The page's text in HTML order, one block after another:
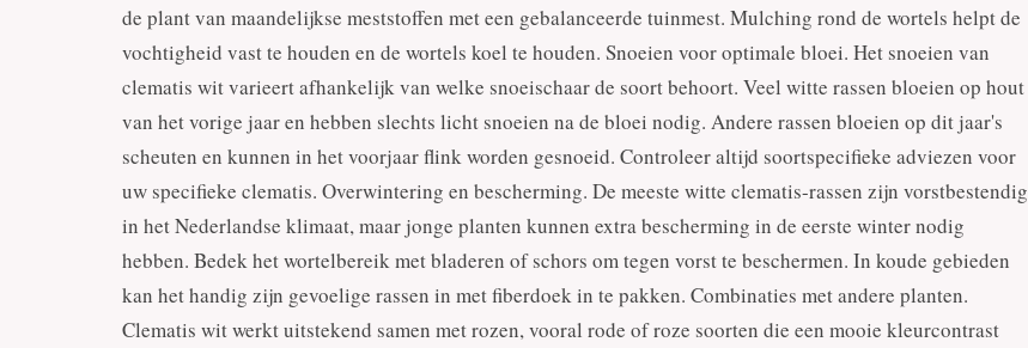
de plant van maandelijkse meststoffen met een gebalanceerde tuinmest. Mulching rond de wortels helpt de
vochtigheid vast te houden en de wortels koel te houden. Snoeien voor optimale bloei. Het snoeien van
clematis wit varieert afhankelijk van welke snoeischaar de soort behoort. Veel witte rassen bloeien op hout
van het vorige jaar en hebben slechts licht snoeien na de bloei nodig. Andere rassen bloeien op dit jaar's
scheuten en kunnen in het voorjaar flink worden gesnoeid. Controleer altijd soortspecifieke adviezen voor
uw specifieke clematis. Overwintering en bescherming. De meeste witte clematis-rassen zijn vorstbestendig
in het Nederlandse klimaat, maar jonge planten kunnen extra bescherming in de eerste winter nodig
hebben. Bedek het wortelbereik met bladeren of schors om tegen vorst te beschermen. In koude gebieden
kan het handig zijn gevoelige rassen in met fiberdoek in te pakken. Combinaties met andere planten.
Clematis wit werkt uitstekend samen met rozen, vooral rode of roze soorten die een mooie kleurcontrast